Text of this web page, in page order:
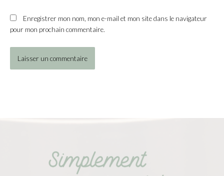
Enregistrer mon nom, mon e-mail et mon site dans le navigateur
pour mon prochain commentaire.